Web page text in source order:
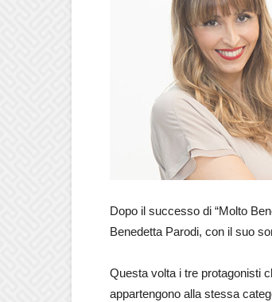
Dopo il successo di “Molto
Benedetta Parodi, con il suo
Questa volta i tre protagonisti
appartengono alla stessa